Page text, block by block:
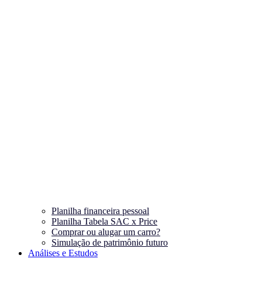
Planilha financeira pessoal
Planilha Tabela SAC x Price
Comprar ou alugar um carro?
Simulação de patrimônio futuro
Análises e Estudos